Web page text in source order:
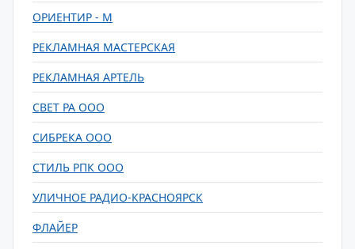
ОРИЕНТИР - М
РЕКЛАМНАЯ МАСТЕРСКАЯ
РЕКЛАМНАЯ АРТЕЛЬ
СВЕТ РА ООО
СИБРЕКА ООО
СТИЛЬ РПК ООО
УЛИЧНОЕ РАДИО-КРАСНОЯРСК
ФЛАЙЕР